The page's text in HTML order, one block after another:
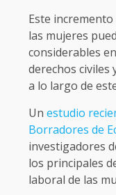
Este
las mujeres
considerables
derechos
a lo largo de
Un estudio
Borradores de
investigadores
los principales
laboral de las